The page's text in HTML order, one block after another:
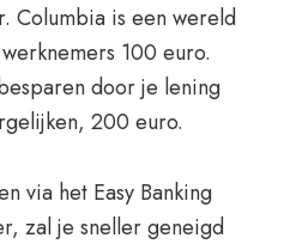
Columbia is een wereld
100 euro.
door je lening
200 euro.
via het Easy Banking
zal je sneller geneigd